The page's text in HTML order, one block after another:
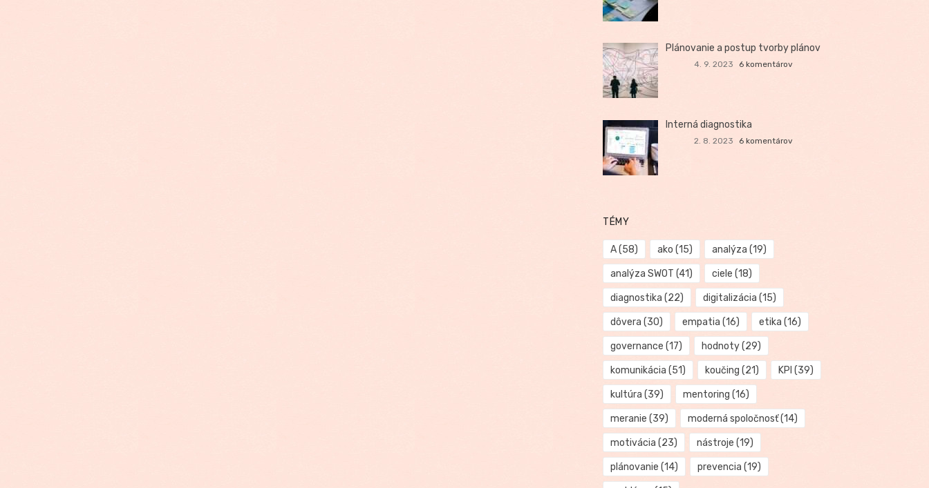
Plánovanie a postup tvorby plánov
4. 9. 2023 6 komentárov
Interná diagnostika
2. 8. 2023 6 komentárov
TÉMY
A(58) ako (15) analýza (19)
analýza SWOT (41) ciele (18)
diagnostika (22) digitalizácia (15)
dôvera (30) empatia (16) etika (16)
governance (17) hodnoty(29)
komunikácia (51) koučing (21) KPI (39)
kultúra (39) mentoring (16)
meranie (39) moderná spoločnosť(14)
motivácia (23) nástroje (19)
plánovanie (14) prevencia (19)